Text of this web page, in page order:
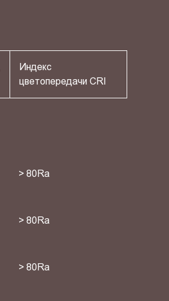
Индекс
цветопередачи СRI
> 80Ra
> 80Ra
> 80Ra